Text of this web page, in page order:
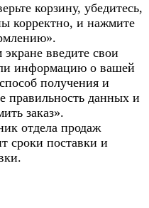
корзину, убедитесь,
корректно, и нажмите
введите свои
информацию о вашей
получения и
правильность данных и
заказ».
отдела продаж
сроки поставки и